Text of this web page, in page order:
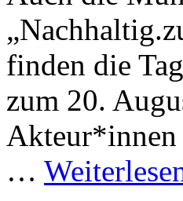
finden die
zum 20.
Akteur*innen
…